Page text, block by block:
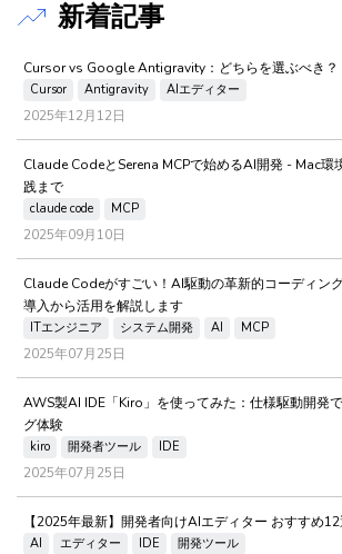
新着記事
Cursor vs Google Antigravity：どちらを選ぶべき？
Cursor Antigravity AIエディター
2025年12月12日
Claude CodeとSerena MCPで始めるAI開発 - Mac環
践まで
claude code MCP
2025年09月10日
Claude Codeがすごい！AI駆動の革新的コーディン
導入から活用を解説します
ITエンジニア システム開発 AI MCP
2025年07月25日
AWS製AI IDE「Kiro」を使ってみた：仕様駆動開発
グ体験
kiro 開発者ツール IDE
2025年07月25日
【2025年最新】開発者向けAIエディター おすすめ
AI エディター IDE 開発ツール